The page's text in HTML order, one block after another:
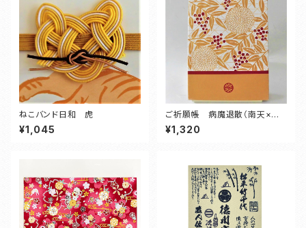
ねこバンド日和 虎
¥1,045
ご祈願帳 病魔退散（南天×菊×
鱗）
¥1,320